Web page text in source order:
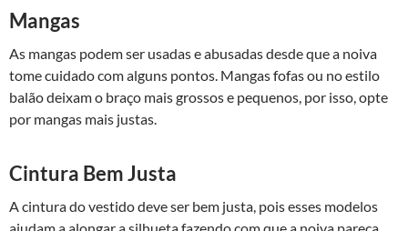
Mangas
As mangas podem ser usadas e abusadas desde que a noiva
tome cuidado com alguns pontos. Mangas fofas ou no estilo
balão deixam o braço mais grossos e pequenos, por isso, opte
por mangas mais justas.
Cintura Bem Justa
A cintura do vestido deve ser bem justa, pois esses modelos